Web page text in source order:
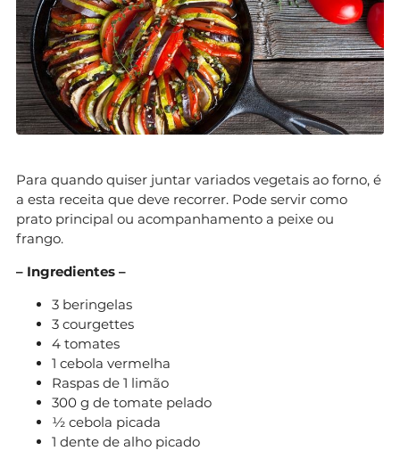
Para quando quiser juntar variados vegetais ao forno, é
a esta receita que deve recorrer. Pode servir como
prato principal ou acompanhamento a peixe ou
frango.
– Ingredientes –
3 beringelas
3 courgettes
4 tomates
1 cebola vermelha
Raspas de 1 limão
300 g de tomate pelado
½ cebola picada
1 dente de alho picado